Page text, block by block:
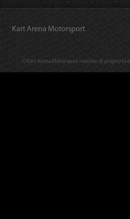
Kart Arena Motorsport
© Kart Arena Motorsport marchio di proprietà